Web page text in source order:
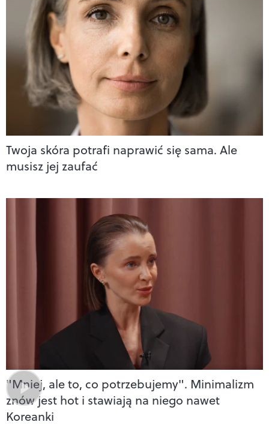
Twoja skóra potrafi naprawić się sama. Ale
musisz jej zaufać
"Mniej, ale to, co potrzebujemy". Minimalizm
znów jest hot i stawiają na niego nawet
Koreanki